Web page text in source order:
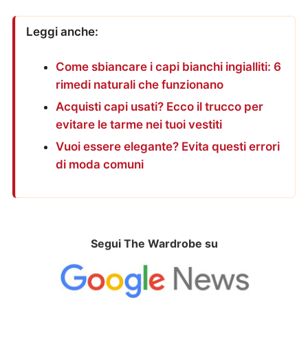
Leggi anche:
Come sbiancare i capi bianchi ingialliti: 6
rimedi naturali che funzionano
Acquisti capi usati? Ecco il trucco per
evitare le tarme nei tuoi vestiti
Vuoi essere elegante? Evita questi errori
di moda comuni
Segui The Wardrobe su